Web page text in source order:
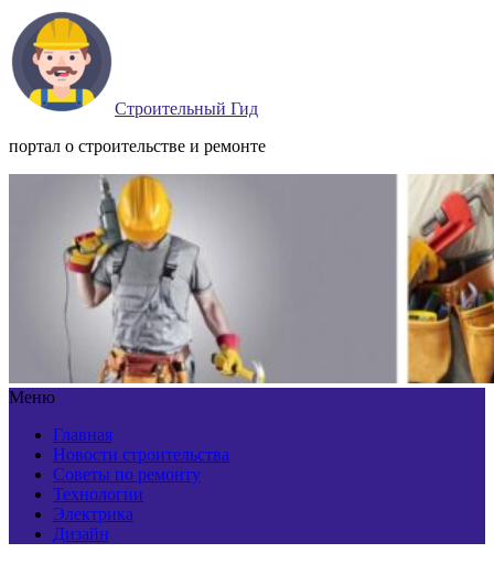
Строительный Гид
портал о строительстве и ремонте
Меню
Главная
Новости строительства
Советы по ремонту
Технологии
Электрика
Дизайн